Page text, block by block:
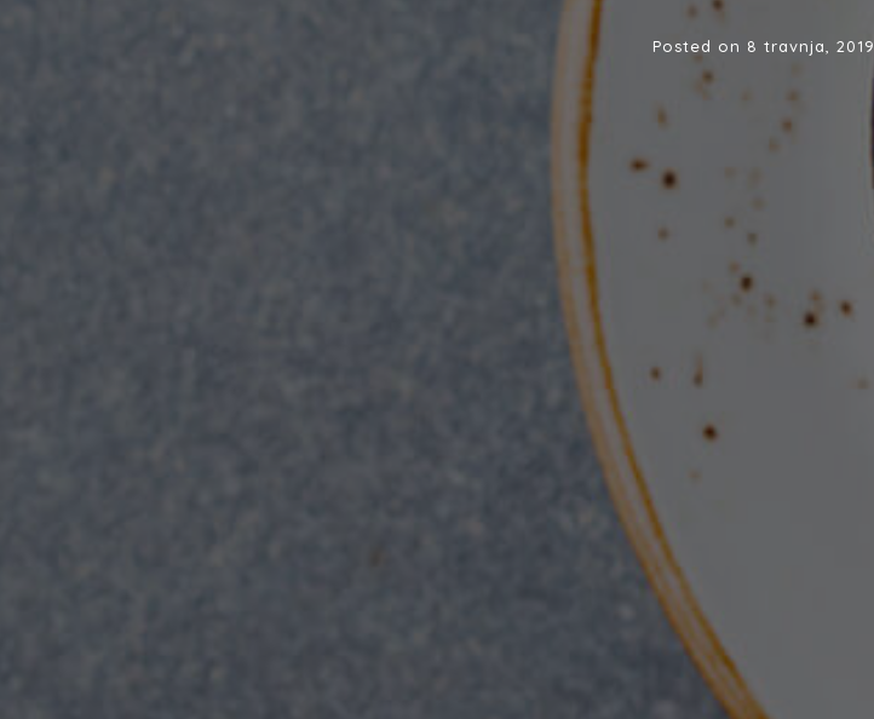
Posted on 8 travnja, 2019